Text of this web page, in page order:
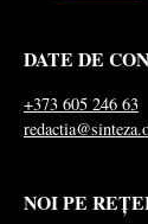
DATE DE
+373 605 246 63
NOI PE